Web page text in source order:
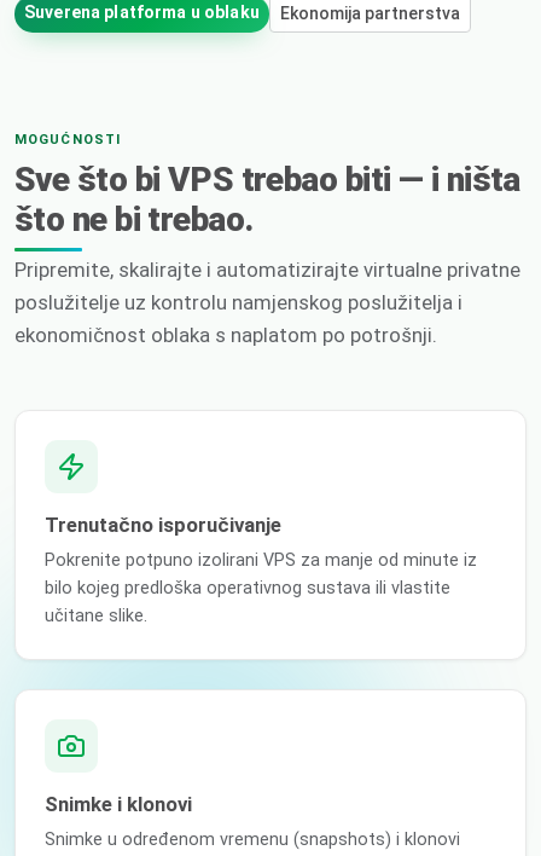
Suverena platforma u oblaku Ekonomija partnerstva
MOGUĆNOSTI
Sve što bi VPS trebao biti — i ništa
što ne bi trebao.
Pripremite, skalirajte i automatizirajte virtualne privatne
poslužitelje uz kontrolu namjenskog poslužitelja i
ekonomičnost oblaka s naplatom po potrošnji.
Trenutačno isporučivanje
Pokrenite potpuno izolirani VPS za manje od minute iz
bilo kojeg predloška operativnog sustava ili vlastite
učitane slike.
Snimke i klonovi
Snimke u određenom vremenu (snapshots) i klonovi